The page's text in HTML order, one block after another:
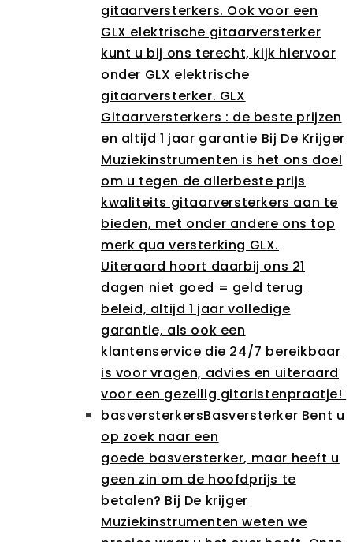
gitaarversterkers. Ook voor een
GLX elektrische gitaarversterker
kunt u bij ons terecht, kijk hiervoor
onder GLX elektrische
gitaarversterker. GLX
Gitaarversterkers : de beste prijzen
en altijd 1 jaar garantie Bij De Krijger
Muziekinstrumenten is het ons doel
om u tegen de allerbeste prijs
kwaliteits gitaarversterkers aan te
bieden, met onder andere ons top
merk qua versterking GLX.
Uiteraard hoort daarbij ons 21
dagen niet goed = geld terug
beleid, altijd 1 jaar volledige
garantie, als ook een
klantenservice die 24/7 bereikbaar
is voor vragen, advies en uiteraard
voor een gezellig gitaristenpraatje!
basversterkersBasversterker Bent u
op zoek naar een
goede basversterker, maar heeft u
geen zin om de hoofdprijs te
betalen? Bij De krijger
Muziekinstrumenten weten we